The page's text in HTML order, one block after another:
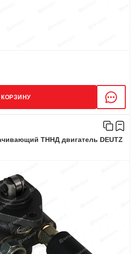
КОРЗИНУ
ТННД двигатель DEUTZ